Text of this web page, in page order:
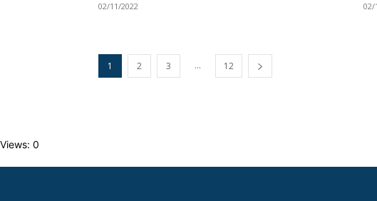
02/11/2022 02/
1 2 3 ... 12
Views: 0